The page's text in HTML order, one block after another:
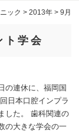
ック > 2013年> 9月
ト学会
の連休に、福岡国
日本口腔インプラ
した。 歯科関連の
の大きな学会の一